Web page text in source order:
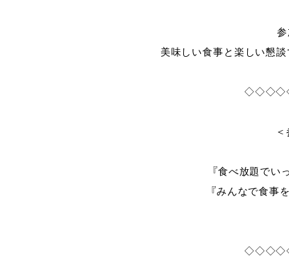
美味しい食事と楽しい懇談
『食べ放題でい
『みんなで食事